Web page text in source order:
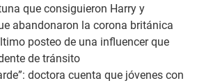
que consiguieron Harry y
abandonaron la corona británica
posteo de una influencer que
de tránsito
doctora cuenta que jóvenes con